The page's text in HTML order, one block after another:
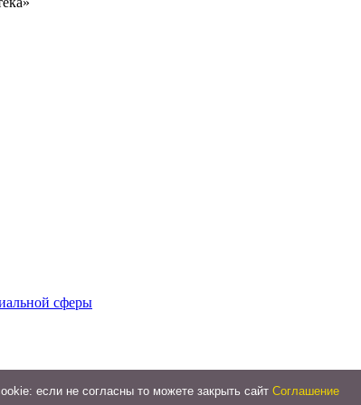
сферы
если не согласны то можете закрыть сайт Соглашение